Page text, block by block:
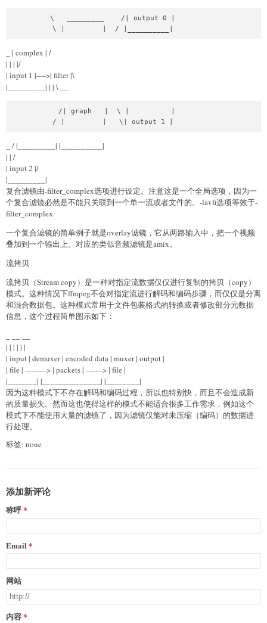
         \   _________    /| output 0 |
          \ |         |  / |__________|
| complex | /
| | | |/
| input 1 |---->| filter |\
|_________| | | \
           /| graph   |  \ |          |
          / |         |   \| output 1 |
/ |_________| |__________|
| | /
| input 2 |/
|_________|
复合滤镜由-filter_complex选项进行设定。注意这是一个全局选项，因为一
个复合滤镜必然是不能只关联到一个单一流或者文件的。-lavfi选项等效于-
filter_complex
一个复合滤镜的简单例子就是overlay滤镜，它从两路输入中，把一个视频
叠加到一个输出上。对应的类似音频滤镜是amix。
流拷贝
流拷贝（Stream copy）是一种对指定流数据仅仅进行复制的拷贝（copy）
模式。这种情况下ffmpeg不会对指定流进行解码和编码步骤，而仅仅是分离
和混合数据包。这种模式常用于文件包装格式的转换或者修改部分元数据
信息，这个过程简单图示如下：
| | | | | |
| input | demuxer | encoded data | muxer | output |
| file | ---------> | packets | -------> | file |
|_______| |______________| |________|
因为这种模式下不存在解码和编码过程，所以也特别快，而且不会造成新
的质量损失。然而这也使得这样的模式不能适合很多工作需求，例如这个
模式下不能使用大量的滤镜了，因为滤镜仅能对未压缩（编码）的数据进
行处理。
标签: none
添加新评论
称呼
Email
网站
内容